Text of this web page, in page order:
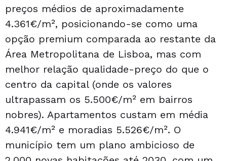
preços médios de aproximadamente
4.361€/m², posicionando-se como uma
opção premium comparada ao restante da
Área Metropolitana de Lisboa, mas com
melhor relação qualidade-preço do que o
centro da capital (onde os valores
ultrapassam os 5.500€/m² em bairros
nobres). Apartamentos custam em média
4.941€/m² e moradias 5.526€/m². O
município tem um plano ambicioso de